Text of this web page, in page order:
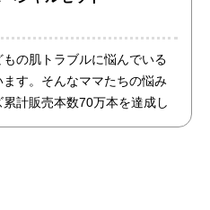
の肌トラブルに悩んでいる
す。そんなママたちの悩み
計販売本数70万本を達成し
肌用石鹸ホイップソープ」